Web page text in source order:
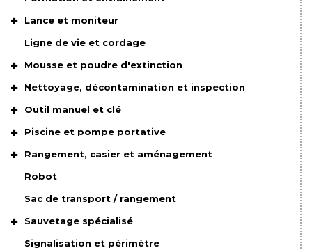
Lance et moniteur
Ligne de vie et cordage
Mousse et poudre d'extinction
Nettoyage, décontamination et inspection
Outil manuel et clé
Piscine et pompe portative
Rangement, casier et aménagement
Robot
Sac de transport / rangement
Sauvetage spécialisé
Signalisation et périmètre